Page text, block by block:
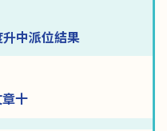
中派位結果
十